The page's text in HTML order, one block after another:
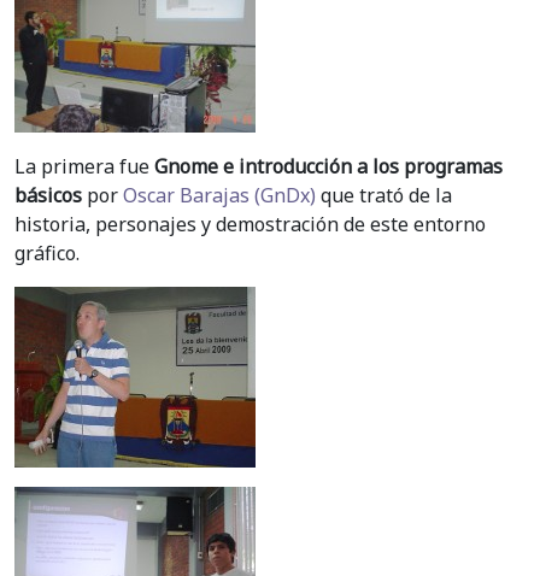
La primera fueGnome e introducción a los programas
básicos porOscar Barajas (GnDx) que trató de la
historia, personajes y demostración de este entorno
gráfico.